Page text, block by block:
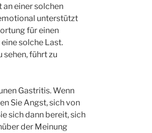
einer solchen
unterstützt
für einen
solche Last.
führt zu
Gastritis. Wenn
Sie Angst, sich von
sich dann bereit, sich
der Meinung